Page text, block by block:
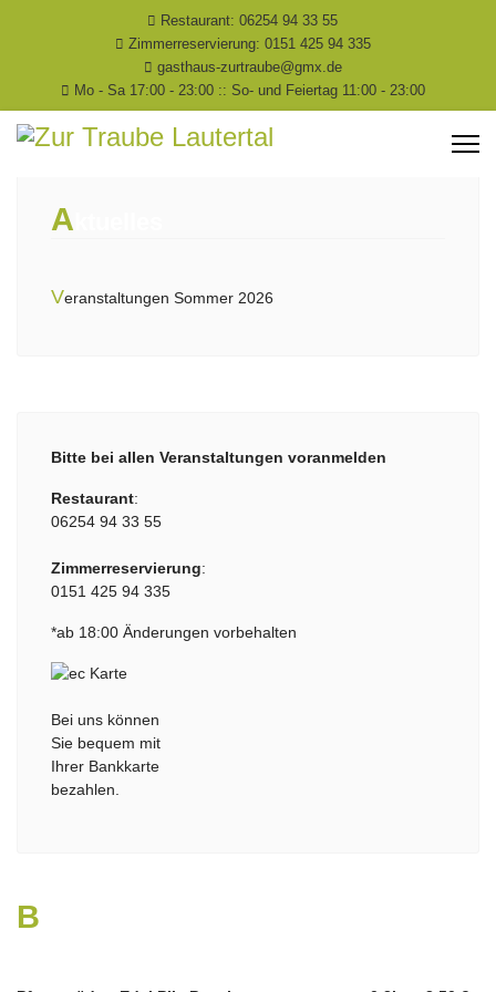
Restaurant: 06254 94 33 55
Zimmerreservierung: 0151 425 94 335
gasthaus-zurtraube@gmx.de
Mo - Sa 17:00 - 23:00 :: So- und Feiertag 11:00 - 23:00
A
Veranstaltungen Sommer 2026
Bitte bei allen Veranstaltungen voranmelden
Restaurant:
06254 94 33 55
Zimmerreservierung:
0151 425 94 335
*ab 18:00 Änderungen vorbehalten
Bei uns können
Sie bequem mit
Ihrer Bankkarte
bezahlen.
B